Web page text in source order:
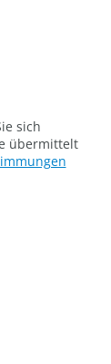
sich
übermittelt